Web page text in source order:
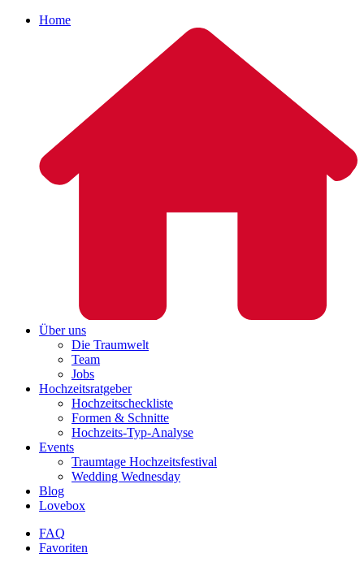
Home
Über uns
Die Traumwelt
Team
Jobs
Hochzeitsratgeber
Hochzeitscheckliste
Formen & Schnitte
Hochzeits-Typ-Analyse
Events
Traumtage Hochzeitsfestival
Wedding Wednesday
Blog
Lovebox
FAQ
Favoriten